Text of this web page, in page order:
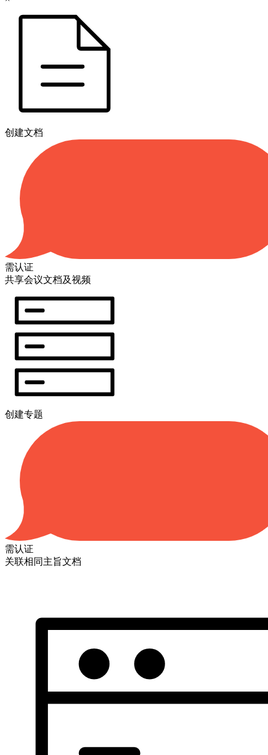
创建文档
需认证
共享会议文档及视频
创建专题
需认证
关联相同主旨文档